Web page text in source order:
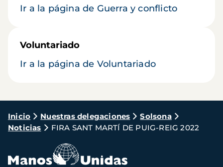
Ir a la página de Guerra y conflicto
Voluntariado
Ir a la página de Voluntariado
Ruta
de
navegación
Inicio Nuestras delegaciones
Solsona
Noticias
FIRA SANT MARTÍ DE PUIG-REIG 2022